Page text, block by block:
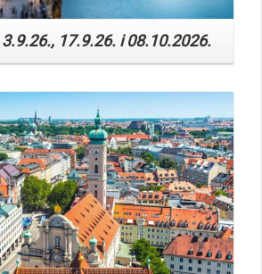
3 dana iz Pule